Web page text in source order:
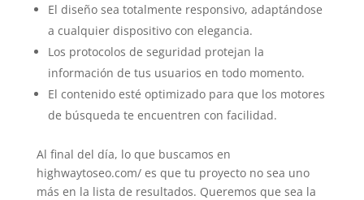
El diseño sea totalmente responsivo, adaptándose
a cualquier dispositivo con elegancia.
Los protocolos de seguridad protejan la
información de tus usuarios en todo momento.
El contenido esté optimizado para que los motores
de búsqueda te encuentren con facilidad.
Al final del día, lo que buscamos en
highwaytoseo.com/ es que tu proyecto no sea uno
más en la lista de resultados. Queremos que sea la